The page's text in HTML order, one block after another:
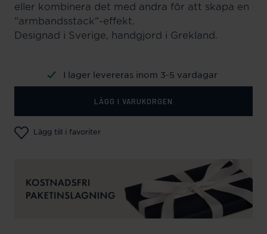
eller kombinera det med andra för att skapa en
"armbandsstack"-effekt.
Designad i Sverige, handgjord i Grekland.
I lager levereras inom 3-5 vardagar
LÄGG I VARUKORGEN
Lägg till i favoriter